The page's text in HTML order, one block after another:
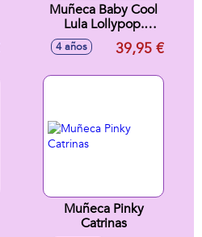
Muñeca Baby Cool
Lula Lollypop.
Incluye Accesorios
Y Un Outfit Extra.
4 años 39,95 €
Muñeca Pinky
Catrinas